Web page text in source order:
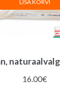
16.00€
LISA KORVI